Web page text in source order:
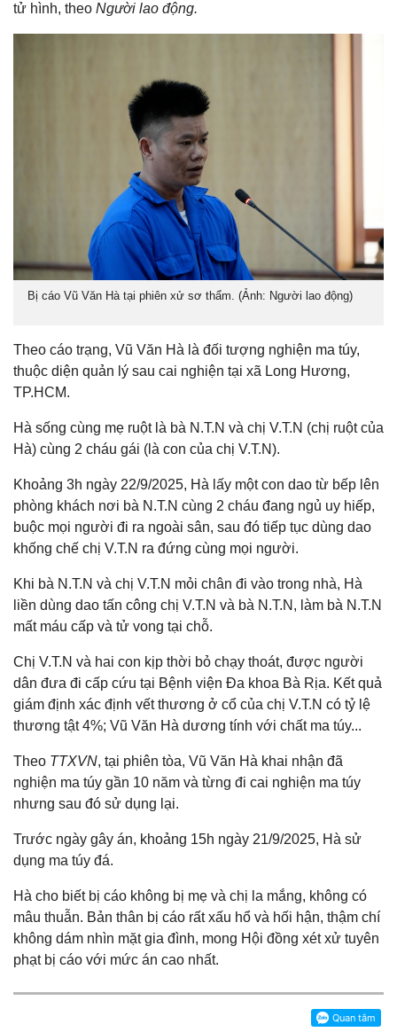
tử hình, theo Người lao động.
Bị cáo Vũ Văn Hà tại phiên xử sơ thẩm. (Ảnh: Người lao động)
Theo cáo trạng, Vũ Văn Hà là đối tượng nghiện ma túy,
thuộc diện quản lý sau cai nghiện tại xã Long Hương,
TP.HCM.
Hà sống cùng mẹ ruột là bà N.T.N và chị V.T.N (chị ruột của
Hà) cùng 2 cháu gái (là con của chị V.T.N).
Khoảng 3h ngày 22/9/2025, Hà lấy một con dao từ bếp lên
phòng khách nơi bà N.T.N cùng 2 cháu đang ngủ uy hiếp,
buộc mọi người đi ra ngoài sân, sau đó tiếp tục dùng dao
khống chế chị V.T.N ra đứng cùng mọi người.
Khi bà N.T.N và chị V.T.N mỏi chân đi vào trong nhà, Hà
liền dùng dao tấn công chị V.T.N và bà N.T.N, làm bà N.T.N
mất máu cấp và tử vong tại chỗ.
Chị V.T.N và hai con kịp thời bỏ chạy thoát, được người
dân đưa đi cấp cứu tại Bệnh viện Đa khoa Bà Rịa. Kết quả
giám định xác định vết thương ở cổ của chị V.T.N có tỷ lệ
thương tật 4%; Vũ Văn Hà dương tính với chất ma túy...
Theo TTXVN, tại phiên tòa, Vũ Văn Hà khai nhận đã
nghiện ma túy gần 10 năm và từng đi cai nghiện ma túy
nhưng sau đó sử dụng lại.
Trước ngày gây án, khoảng 15h ngày 21/9/2025, Hà sử
dụng ma túy đá.
Hà cho biết bị cáo không bị mẹ và chị la mắng, không có
mâu thuẫn. Bản thân bị cáo rất xấu hổ và hối hận, thậm chí
không dám nhìn mặt gia đình, mong Hội đồng xét xử tuyên
phạt bị cáo với mức án cao nhất.